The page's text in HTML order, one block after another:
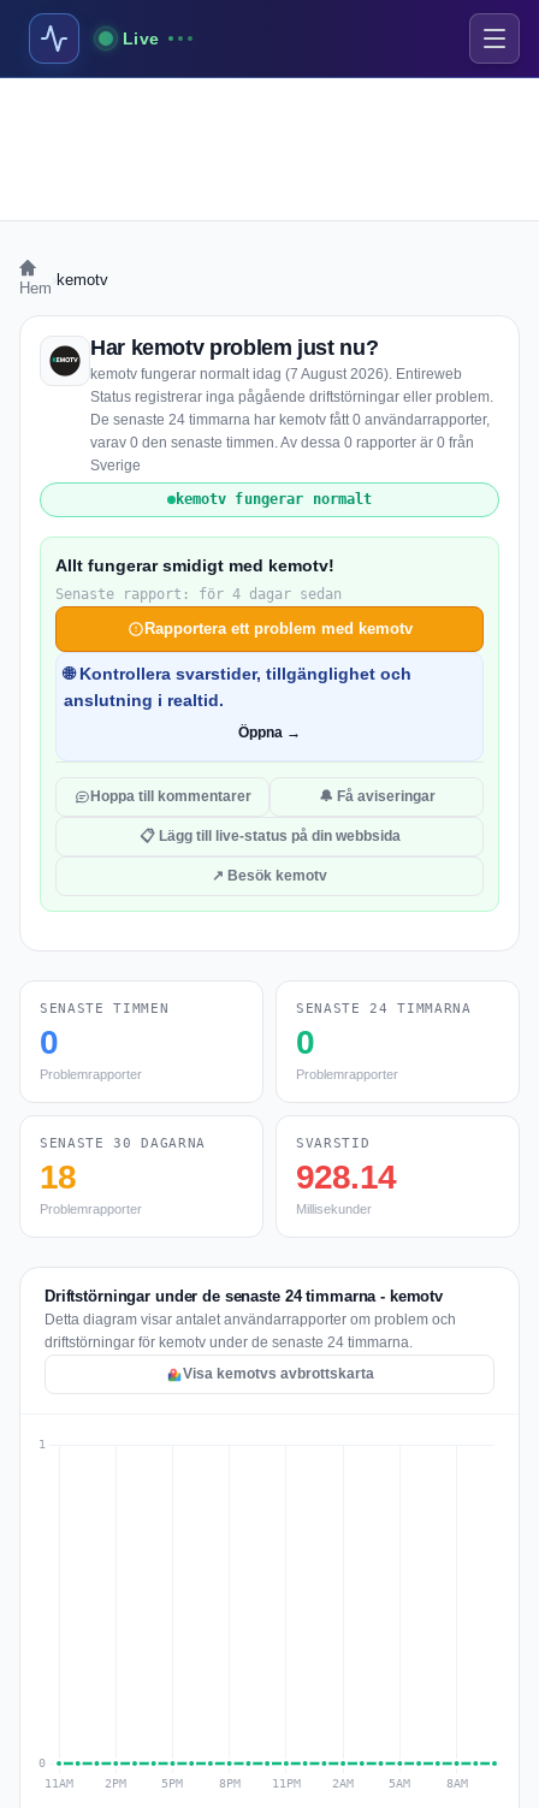
Live
Hem kemotv
Har kemotv problem just nu?
kemotv fungerar normalt idag (7 August 2026). Entireweb
Status registrerar inga pågående driftstörningar eller problem.
De senaste 24 timmarna har kemotv fått 0 användarrapporter,
varav 0 den senaste timmen. Av dessa 0 rapporter är 0 från
Sverige
kemotv fungerar normalt
Allt fungerar smidigt med kemotv!
Senaste rapport: för 4 dagar sedan
Rapportera ett problem med kemotv
🌐 Kontrollera svarstider, tillgänglighet och
anslutning i realtid.
Öppna →
Hoppa till kommentarer 🔔 Få aviseringar
📋 Lägg till live-status på din webbsida
↗ Besök kemotv
SENASTE TIMMEN
0
Problemrapporter
SENASTE 24 TIMMARNA
0
Problemrapporter
SENASTE 30 DAGARNA
18
Problemrapporter
SVARSTID
928.14
Millisekunder
Driftstörningar under de senaste 24 timmarna - kemotv
Detta diagram visar antalet användarrapporter om problem och
driftstörningar för kemotv under de senaste 24 timmarna.
Visa kemotvs avbrottskarta